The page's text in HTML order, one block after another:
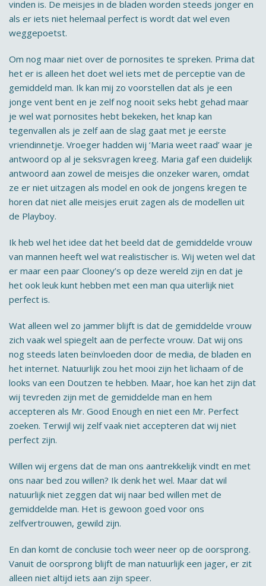
vinden is. De meisjes in de bladen worden steeds jonger en
als er iets niet helemaal perfect is wordt dat wel even
weggepoetst.
Om nog maar niet over de pornosites te spreken. Prima dat
het er is alleen het doet wel iets met de perceptie van de
gemiddeld man. Ik kan mij zo voorstellen dat als je een
jonge vent bent en je zelf nog nooit seks hebt gehad maar
je wel wat pornosites hebt bekeken, het knap kan
tegenvallen als je zelf aan de slag gaat met je eerste
vriendinnetje. Vroeger hadden wij ‘Maria weet raad’ waar je
antwoord op al je seksvragen kreeg. Maria gaf een duidelijk
antwoord aan zowel de meisjes die onzeker waren, omdat
ze er niet uitzagen als model en ook de jongens kregen te
horen dat niet alle meisjes eruit zagen als de modellen uit
de Playboy.
Ik heb wel het idee dat het beeld dat de gemiddelde vrouw
van mannen heeft wel wat realistischer is. Wij weten wel dat
er maar een paar Clooney’s op deze wereld zijn en dat je
het ook leuk kunt hebben met een man qua uiterlijk niet
perfect is.
Wat alleen wel zo jammer blijft is dat de gemiddelde vrouw
zich vaak wel spiegelt aan de perfecte vrouw. Dat wij ons
nog steeds laten beïnvloeden door de media, de bladen en
het internet. Natuurlijk zou het mooi zijn het lichaam of de
looks van een Doutzen te hebben. Maar, hoe kan het zijn dat
wij tevreden zijn met de gemiddelde man en hem
accepteren als Mr. Good Enough en niet een Mr. Perfect
zoeken. Terwijl wij zelf vaak niet accepteren dat wij niet
perfect zijn.
Willen wij ergens dat de man ons aantrekkelijk vindt en met
ons naar bed zou willen? Ik denk het wel. Maar dat wil
natuurlijk niet zeggen dat wij naar bed willen met de
gemiddelde man. Het is gewoon goed voor ons
zelfvertrouwen, gewild zijn.
En dan komt de conclusie toch weer neer op de oorsprong.
Vanuit de oorsprong blijft de man natuurlijk een jager, er zit
alleen niet altijd iets aan zijn speer.